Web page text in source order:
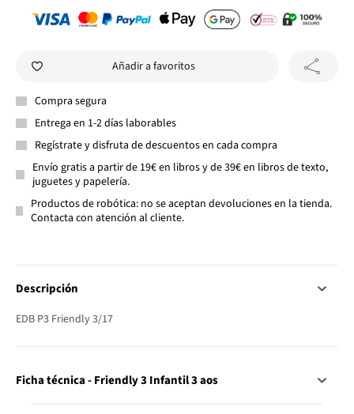
Añadir a favoritos
Compra segura
Entrega en 1-2 días laborables
Regístrate y disfruta de descuentos en cada compra
Envío gratis a partir de 19€ en libros y de 39€ en libros de texto,
juguetes y papelería.
Productos de robótica: no se aceptan devoluciones en la tienda.
Contacta con atención al cliente.
Descripción
EDB P3 Friendly 3/17
Ficha técnica - Friendly 3 Infantil 3 aos